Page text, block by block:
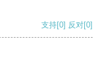
支持[0] 反对[0]